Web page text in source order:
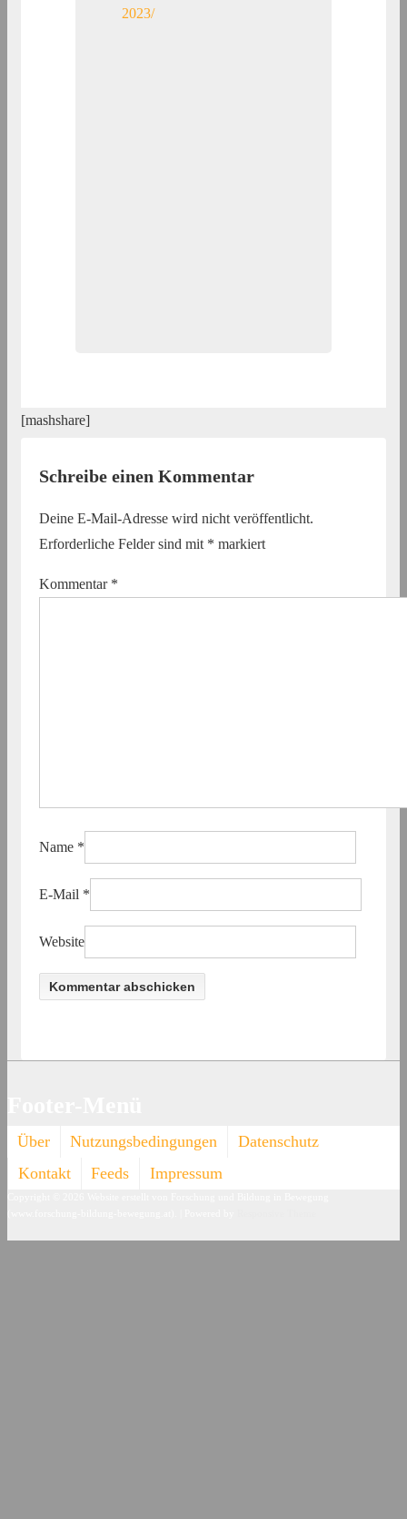
2023/
[mashshare]
Schreibe einen Kommentar
Deine E-Mail-Adresse wird nicht veröffentlicht.
Erforderliche Felder sind mit * markiert
Kommentar *
Name *
E-Mail *
Website
Über Nutzungsbedingungen
Datenschutz
Kontakt
Feeds Impressum